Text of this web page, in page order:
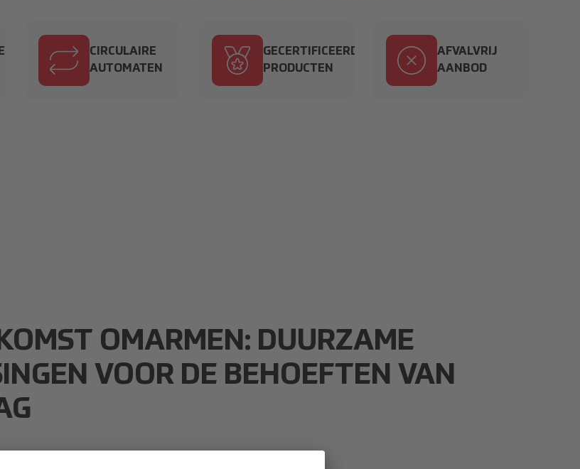
VAN
arrows-repeat_8540412 1 2.svg
CIRCULAIRE
AUTOMATEN
medal_12616997 1 2.svg
GECERTIFICEERDE
PRODUCTEN
circle-xmark_10489837 1 2.svg
AFVALVRIJ
AANBOD
OMARMEN: DUURZAME
VOOR DE BEHOEFTEN VAN